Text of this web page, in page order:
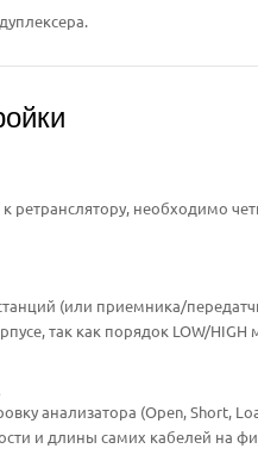
ретранслятору, необходимо
(или приемника/
так как порядок LOW/
анализатора (Open, Short,
и длины самих кабелей на